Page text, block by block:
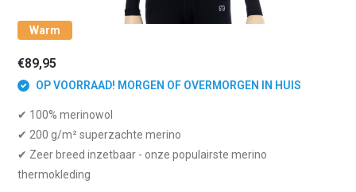
Warm
€89,95
OP VOORRAAD! MORGEN OF OVERMORGEN IN HUIS
✔ 100% merinowol
✔ 200 g/m² superzachte merino
✔ Zeer breed inzetbaar - onze populairste merino
thermokleding